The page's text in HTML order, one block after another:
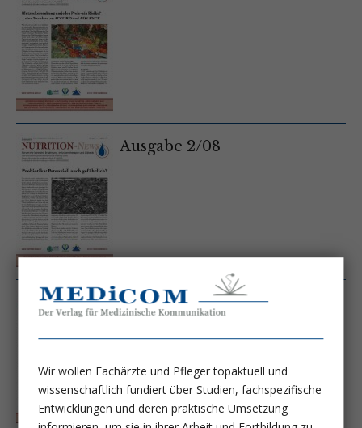
Ausgabe 2/08
Ausgabe 1/08
Wir wollen Fachärzte und Pfleger topaktuell und
wissenschaftlich fundiert über Studien, fachspezifische
Entwicklungen und deren praktische Umsetzung